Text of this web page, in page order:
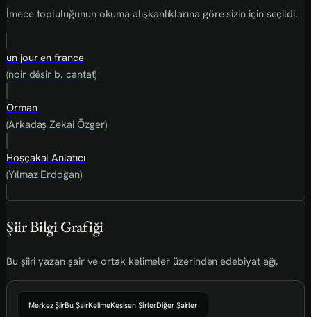
İmece topluluğunun okuma alışkanlıklarına göre sizin için seçildi.
un jour en france
(noir désir b. cantat)
Orman
(Arkadaş Zekai Özger)
Hoşçakal Anlatıcı
(Yılmaz Erdoğan)
Şiir Bilgi Grafiği
Bu şiiri yazan şair ve ortak kelimeler üzerinden edebiyat ağı.
Merkez ŞiirBu ŞairKelimeKesişen ŞiirlerDiğer Şairler